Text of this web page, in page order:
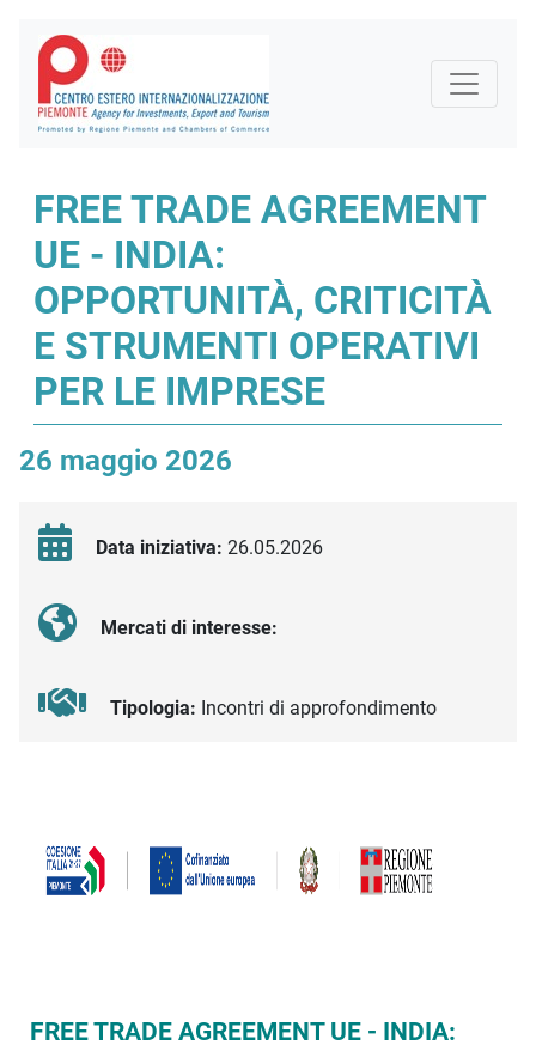
FREE TRADE AGREEMENT
UE - INDIA:
OPPORTUNITÀ, CRITICITÀ
E STRUMENTI OPERATIVI
PER LE IMPRESE
26 maggio 2026
Data iniziativa: 26.05.2026
Mercati di interesse:
Tipologia: Incontri di approfondimento
FREE TRADE AGREEMENT UE - INDIA: